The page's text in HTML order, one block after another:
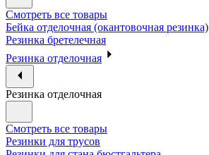
Смотреть все товары
Бейка отделочная (окантовочная резинка)
Резинка бретелечная
Резинка отделочная
Резинка отделочная
Смотреть все товары
Резинки для трусов